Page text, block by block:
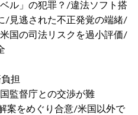
ル」の犯罪？/違法ソフト搭
/見逃された不正発覚の端緒/
国の司法リスクを過小評価/
担
監督庁との交渉が難
案をめぐり合意/米国以外で